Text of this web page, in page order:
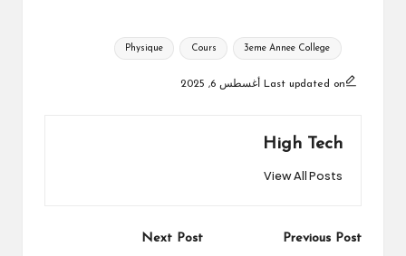
Tags:
Physique Cours 3eme Annee College
Last updated on أغسطس 6, 2025
High Tech
View All Posts
Post
Previous Post
Next Post